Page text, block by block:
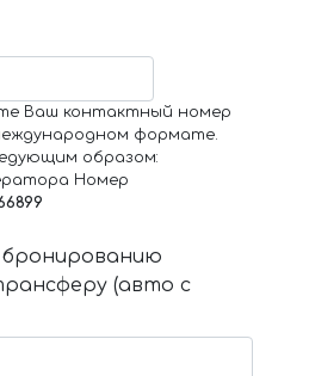
Ваш контактный номер
формате.
образом:
Номер
(авто с